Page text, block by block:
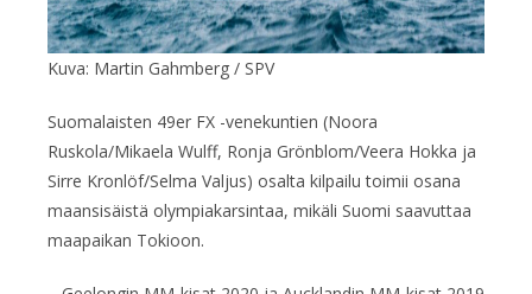
Kuva: Martin Gahmberg / SPV
Suomalaisten 49er FX -venekuntien (Noora
Ruskola/Mikaela Wulff, Ronja Grönblom/Veera Hokka ja
Sirre Kronlöf/Selma Valjus) osalta kilpailu toimii osana
maansisäistä olympiakarsintaa, mikäli Suomi saavuttaa
maapaikan Tokioon.